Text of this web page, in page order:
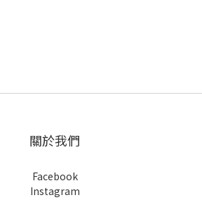
關於我們
Facebook
Instagram